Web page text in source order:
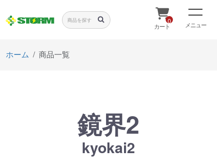
0
カート メニュー
ホーム 商品一覧
鏡界2
kyokai2